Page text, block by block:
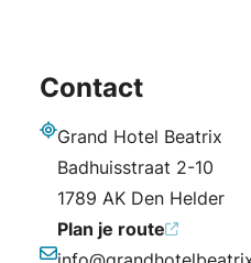
Contact
Grand Hotel Beatrix
Badhuisstraat 2-10
1789 AK Den Helder
Plan je route